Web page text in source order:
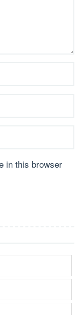
in this browser